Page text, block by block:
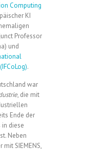
Computing
KI
Professor
und
.
war
, die mit
Ende der
in diese
Neben
SIEMENS,